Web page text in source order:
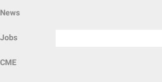
News
Jobs
CME